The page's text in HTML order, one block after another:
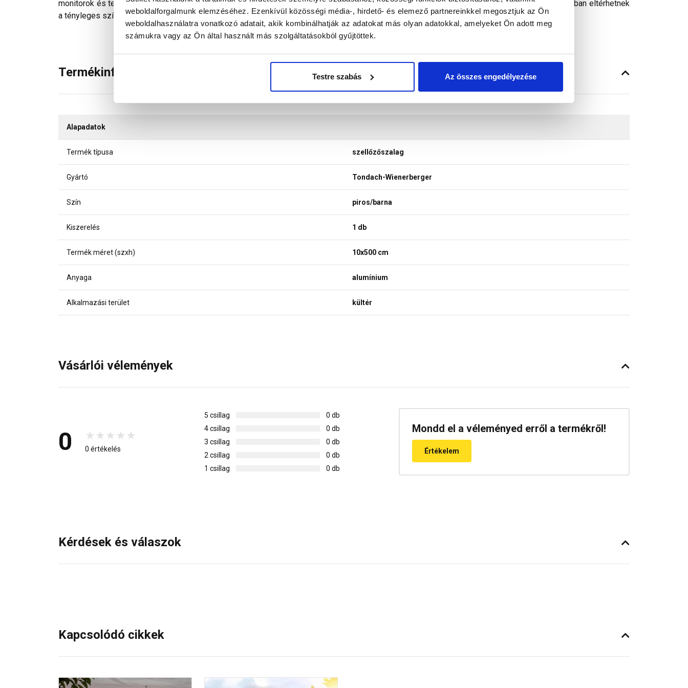
weboldalforgalmunk elemzéséhez. Ezenkívül közösségi média-, hirdető- és elemező partnereinkkel megosztjuk az Ön
weboldalhasználatra vonatkozó adatait, akik kombinálhatják az adatokat más olyan adatokkal, amelyeket Ön adott meg
számukra vagy az Ön által használt más szolgáltatásokból gyűjtöttek.
Testre szabás Az összes engedélyezése
monitorok és telefonok kijelzőin megjelenő színek a legtöbb esetben nem tükrözik 100%-ban a valóságot, a képeken látható színek árnyalataikban eltérhetnek
a tényleges színektől.
Termékinformáció
Alapadatok
Termék típusa szellőzőszalag
Gyártó Tondach-Wienerberger
Szín piros/barna
Kiszerelés 1 db
Termék méret (szxh) 10x500 cm
Anyaga alumínium
Alkalmazási terület kültér
Vásárlói vélemények
0 0 értékelés
5 csillag
0 db
4 csillag
0 db
3 csillag
0 db
2 csillag
0 db
1 csillag
0 db
Mondd el a véleményed erről a termékről!
Értékelem
Kérdések és válaszok
Kapcsolódó cikkek